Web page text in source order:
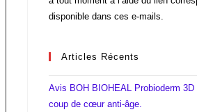
disponible dans ces e-mails.
Articles Récents
Avis BOH BIOHEAL Probioderm 3D
coup de cœur anti-âge.